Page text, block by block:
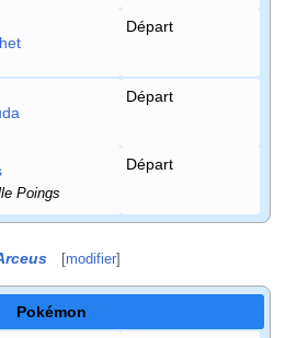
Départ
Départ
Poings
Départ
[modifier]
Pokémon